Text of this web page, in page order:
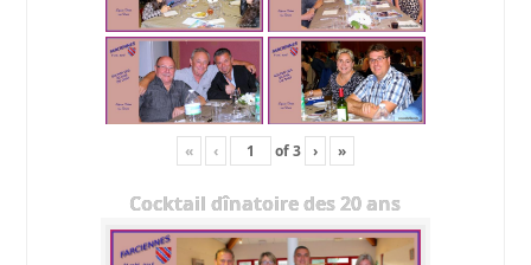
« ‹ of3 › »
Cocktail dînatoire des 20 ans